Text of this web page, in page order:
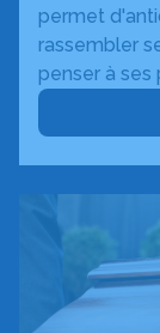
permet
rassembler
penser à ses